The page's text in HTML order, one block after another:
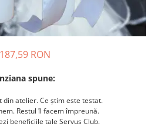
187,59 RON
spune:
din atelier. Ce știm este testat.
Restul îl facem împreună.
beneficiile tale Servus Club.